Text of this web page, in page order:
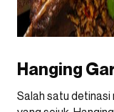
Hanging
Salah satu